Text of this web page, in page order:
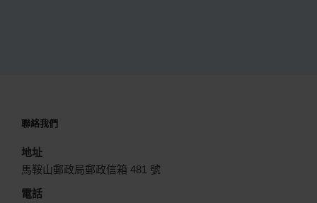
聯絡我們
地址
馬鞍山郵政局郵政信箱 481 號
電話